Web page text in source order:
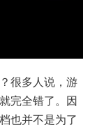
很多人说，游
完全错了。因
也并不是为了